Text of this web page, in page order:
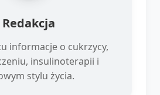
Redakcja
informacje o cukrzycy,
insulinoterapii i
stylu życia.